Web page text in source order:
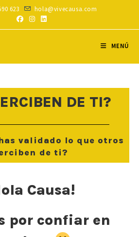
623 hola@vivecausa.com
MENÚ
DE TI?
validado lo que otros
de ti?
Causa!
por confiar en